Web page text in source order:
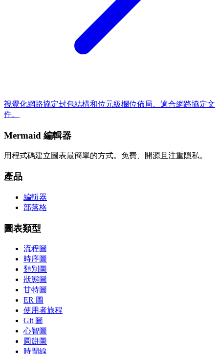
視覺化網路協定封包結構和位元級欄位佈局。適合網路協定文
件。
Mermaid 編輯器
用程式碼建立圖表最簡單的方式。免費、開源且注重隱私。
產品
編輯器
部落格
圖表類型
流程圖
時序圖
類別圖
狀態圖
甘特圖
ER 圖
使用者旅程
Git 圖
心智圖
圓餅圖
時間線